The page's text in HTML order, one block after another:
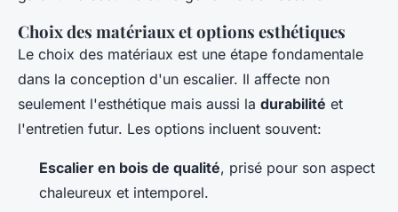
Choix des matériaux et options esthétiques
Le choix des matériaux est une étape fondamentale
dans la conception d'un escalier. Il affecte non
seulement l'esthétique mais aussi la durabilité et
l'entretien futur. Les options incluent souvent:
Escalier en bois de qualité, prisé pour son aspect
chaleureux et intemporel.